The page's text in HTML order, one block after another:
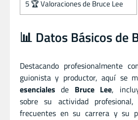
5🏆 Valoraciones de Bruce Lee
📊 Datos Básicos de
Destacando profesionalmente
guionista y productor, aquí se
esenciales de Bruce Lee,
sobre su actividad
frecuentes en su carrera y su